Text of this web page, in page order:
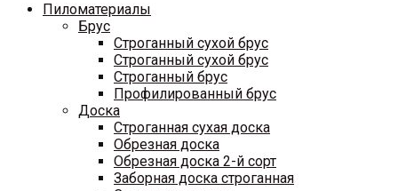
Пиломатериалы
Брус
Строганный сухой брус
Строганный сухой брус
Строганный брус
Профилированный брус
Доска
Строганная сухая доска
Обрезная доска
Обрезная доска 2-й сорт
Заборная доска строганная